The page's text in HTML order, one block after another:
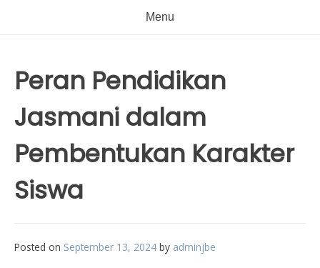
Menu
Peran Pendidikan
Jasmani dalam
Pembentukan Karakter
Siswa
Posted on September 13, 2024 by adminjbe